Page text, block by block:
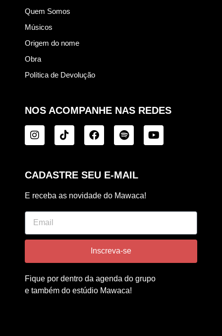
Quem Somos
Músicos
Origem do nome
Obra
Política de Devolução
NOS ACOMPANHE NAS REDES
CADASTRE SEU E-MAIL
E receba as novidade do Mawaca!
Inscreva-se
Fique por dentro da agenda do grupo
e também do estúdio Mawaca!